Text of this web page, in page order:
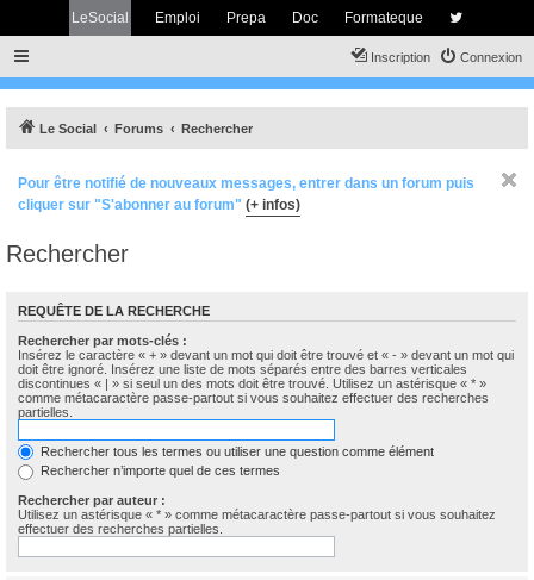
LeSocial Emploi Prepa Doc Formateque
Connexion
Inscription
Le Social Forums Rechercher
Pour être notifié de nouveaux messages, entrer dans un forum puis
cliquer sur "S'abonner au forum" (+ infos)
Rechercher
REQUÊTE DE LA RECHERCHE
Rechercher par mots-clés :
Insérez le caractère « + » devant un mot qui doit être trouvé et « - » devant un mot qui
doit être ignoré. Insérez une liste de mots séparés entre des barres verticales
discontinues « | » si seul un des mots doit être trouvé. Utilisez un astérisque « * »
comme métacaractère passe-partout si vous souhaitez effectuer des recherches
partielles.
Rechercher tous les termes ou utiliser une question comme élément
Rechercher n’importe quel de ces termes
Rechercher par auteur :
Utilisez un astérisque « * » comme métacaractère passe-partout si vous souhaitez
effectuer des recherches partielles.